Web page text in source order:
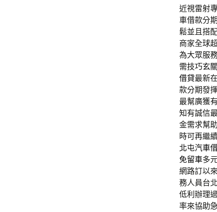
近視雷射
車借款分
鬆並且搭
商家全球
為大眾服
需技巧玄
借貸最新
款分期發
最幫廣獲
知有誠信
金需求幫
時可再繼
北屯汽車
免留車多
網路訂以
務人員台
低利辦理
率來協助